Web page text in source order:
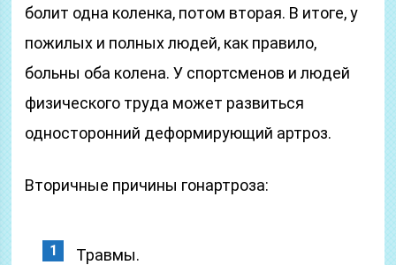
болит одна коленка, потом вторая. В итоге, у
пожилых и полных людей, как правило,
больны оба колена. У спортсменов и людей
физического труда может развиться
односторонний деформирующий артроз.
Вторичные причины гонартроза:
Травмы.